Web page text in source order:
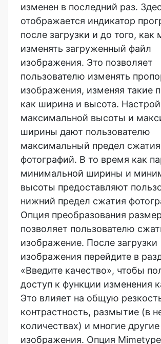
изменять загруженный файл
изображения. Это позволяет
пользователю изменять
изображения, изменяя такие
как ширина и высота.
максимальной высоты и
ширины дают пользователю
максимальный предел сжатия
фотографий. В то время как
минимальной ширины и
высоты предоставляют
нижний предел сжатия
Опция преобразования
позволяет пользователю
изображение. После загрузки
изображения перейдите в
«Введите качество», чтобы
доступ к функции изменения
Это влияет на общую
контрастность, размытие (в
количествах) и многие другие
изображения. Опция Mimetype
позволяет пользователю
формат изображения после